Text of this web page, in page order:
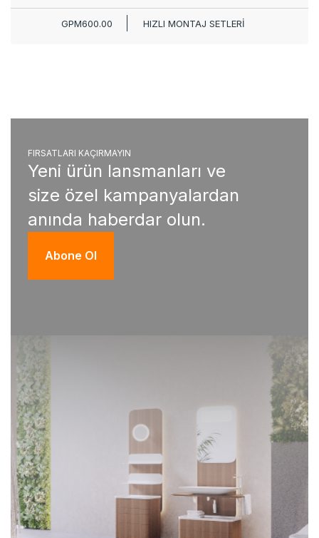
GPM600.00 HIZLI MONTAJ SETLERİ
FIRSATLARI KAÇIRMAYIN
Yeni ürün lansmanları ve
size özel kampanyalardan
anında haberdar olun.
Abone Ol